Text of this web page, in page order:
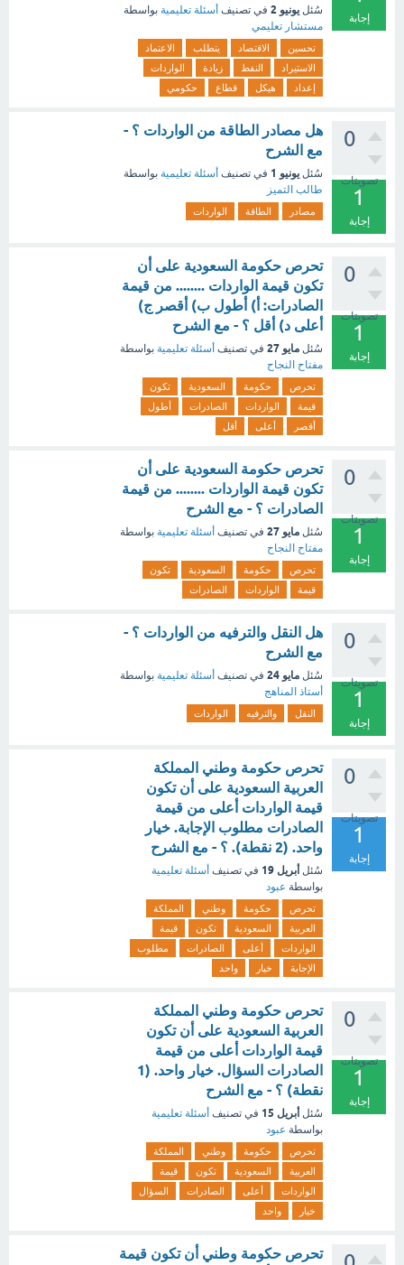
إجابة
سُئل يونيو 2 في تصنيف أسئلة تعليمية بواسطة
مستشار تعليمي
تحسين الاقتصاد يتطلب
الاعتماد
الاستيراد
النفط زيادة
الواردات
إعداد
هيكل قطاع حكومي
0
تصويتات
1
إجابة
هل مصادر الطاقة من الواردات ؟ -
مع الشرح
سُئل يونيو 1 في تصنيف أسئلة تعليمية بواسطة
طالب التميز
مصادر الطاقة الواردات
0
تصويتات
1
إجابة
تحرص حكومة السعودية على أن
تكون قيمة الواردات ........ من قيمة
الصادرات: أ) أطول ب) أقصر ج)
أعلى د) أقل ؟ - مع الشرح
سُئل مايو 27 في تصنيف أسئلة تعليمية بواسطة
مفتاح النجاح
تحرص حكومة السعودية
تكون
قيمة
الواردات الصادرات
أطول
أقصر
أعلى أقل
0
تصويتات
1
إجابة
تحرص حكومة السعودية على أن
تكون قيمة الواردات ........ من قيمة
الصادرات ؟ - مع الشرح
سُئل مايو 27 في تصنيف أسئلة تعليمية بواسطة
مفتاح النجاح
تحرص حكومة السعودية
تكون
قيمة
الواردات الصادرات
0
تصويتات
1
إجابة
هل النقل والترفيه من الواردات ؟ -
مع الشرح
سُئل مايو 24 في تصنيف أسئلة تعليمية بواسطة
أستاذ المناهج
النقل والترفيه الواردات
0
تصويتات
1
إجابة
تحرص حكومة وطني المملكة
العربية السعودية على أن تكون
قيمة الواردات أعلى من قيمة
الصادرات مطلوب الإجابة. خيار
واحد. (2 نقطة). ؟ - مع الشرح
سُئل أبريل 19 في تصنيف أسئلة تعليمية
بواسطة عبود
تحرص حكومة وطني
المملكة
العربية
السعودية تكون
قيمة
الواردات
أعلى الصادرات
مطلوب
الإجابة
خيار واحد
0
تصويتات
1
إجابة
تحرص حكومة وطني المملكة
العربية السعودية على أن تكون
قيمة الواردات أعلى من قيمة
الصادرات السؤال. خيار واحد. (1
نقطة) ؟ - مع الشرح
سُئل أبريل 15 في تصنيف أسئلة تعليمية
بواسطة عبود
تحرص حكومة وطني
المملكة
العربية
السعودية تكون
قيمة
الواردات
أعلى الصادرات
السؤال
خيار
واحد
تحرص حكومة وطني أن تكون قيمة